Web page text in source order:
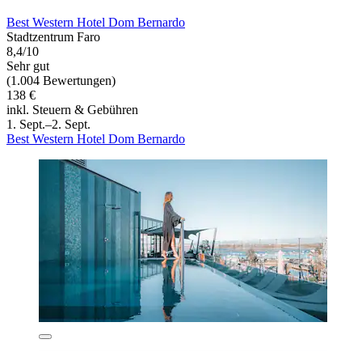
Best Western Hotel Dom Bernardo
Stadtzentrum Faro
8,4/10
Sehr gut
(1.004 Bewertungen)
138 €
inkl. Steuern & Gebühren
1. Sept.–2. Sept.
Best Western Hotel Dom Bernardo